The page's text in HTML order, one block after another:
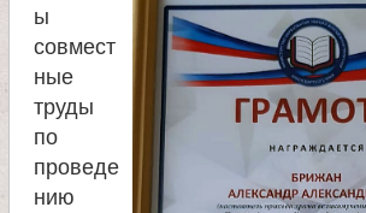
л
и
ы
совмест
ные
труды
по
проведе
нию